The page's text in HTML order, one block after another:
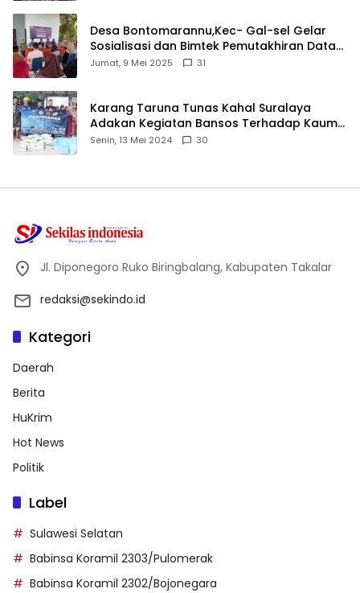
Desa Bontomarannu,Kec- Gal-sel Gelar
Sosialisasi dan Bimtek Pemutakhiran Data
ID
Jumat, 9 Mei 2025 31
Karang Taruna Tunas Kahal Suralaya
Adakan Kegiatan Bansos Terhadap Kaum
Dhuafa dan Anak Yatim-Piatu
Senin, 13 Mei 2024 30
Jl. Diponegoro Ruko Biringbalang, Kabupaten Takalar
redaksi@sekindo.id
Kategori
Daerah
Berita
HuKrim
Hot News
Politik
Label
Sulawesi Selatan
Babinsa Koramil 2303/Pulomerak
Babinsa Koramil 2302/Bojonegara